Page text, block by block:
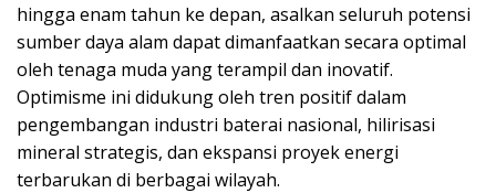
hingga enam tahun ke depan, asalkan seluruh potensi
sumber daya alam dapat dimanfaatkan secara optimal
oleh tenaga muda yang terampil dan inovatif.
Optimisme ini didukung oleh tren positif dalam
pengembangan industri baterai nasional, hilirisasi
mineral strategis, dan ekspansi proyek energi
terbarukan di berbagai wilayah.